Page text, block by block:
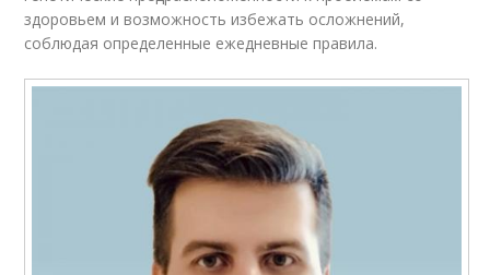
здоровьем и возможность избежать осложнений,
соблюдая определенные ежедневные правила.